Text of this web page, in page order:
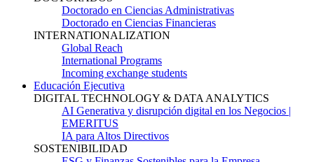
Doctorado en Ciencias Administrativas
Doctorado en Ciencias Financieras
INTERNATIONALIZATION
Global Reach
International Programs
Incoming exchange students
Educación Ejecutiva
DIGITAL TECHNOLOGY & DATA ANALYTICS
AI Generativa y disrupción digital en los Negocios |
EMERITUS
IA para Altos Directivos
SOSTENIBILIDAD